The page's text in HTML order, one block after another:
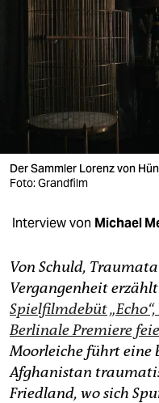
berlin
nord
wahrheit
verlag
verlag
shop
fragen & hilfe
unterstützen
abo
genossenschaft
epaper login
Der Sammler Lorenz von
Foto: Grandfilm
Interview von Michael
Von Schuld,
Vergangenheit
Spielfilmdebüt
Berlinale Premiere
Moorleiche führt eine
Afghanistan
Friedland, wo sich